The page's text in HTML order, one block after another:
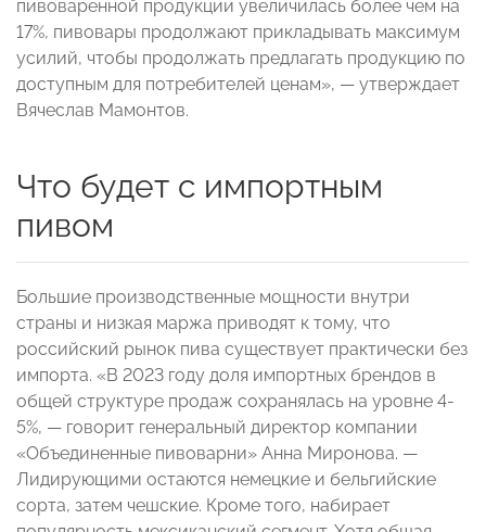
пивоваренной продукции увеличилась более чем на
17%, пивовары продолжают прикладывать максимум
усилий, чтобы продолжать предлагать продукцию по
доступным для потребителей ценам», — утверждает
Вячеслав Мамонтов.
Что будет с импортным
пивом
Большие производственные мощности внутри
страны и низкая маржа приводят к тому, что
российский рынок пива существует практически без
импорта. «В 2023 году доля импортных брендов в
общей структуре продаж сохранялась на уровне 4-
5%, — говорит генеральный директор компании
«Объединенные пивоварни» Анна Миронова. —
Лидирующими остаются немецкие и бельгийские
сорта, затем чешские. Кроме того, набирает